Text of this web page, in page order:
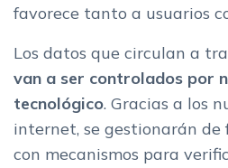
favorece tanto a usuarios
Los datos que circulan a
van a ser controlados por
tecnológico. Gracias a los
internet, se gestionarán
con mecanismos para